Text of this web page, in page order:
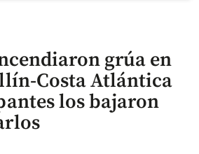
grúa en
Costa Atlántica
los bajaron